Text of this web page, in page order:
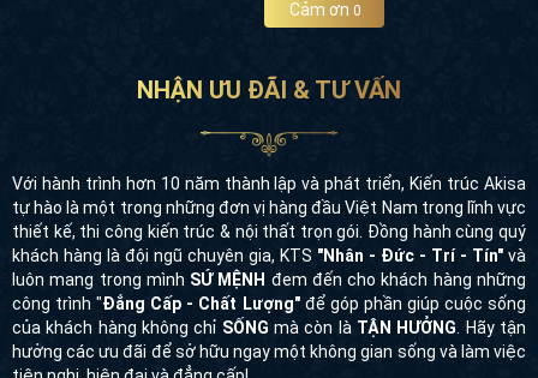
Cảm ơn 0
NHẬN ƯU ĐÃI & TƯ VẤN
Với hành trình hơn 10 năm thành lập và phát triển, Kiến trúc Akisa
tự hào là một trong những đơn vị hàng đầu Việt Nam trong lĩnh vực
thiết kế, thi công kiến trúc & nội thất trọn gói. Đồng hành cùng quý
khách hàng là đội ngũ chuyên gia, KTS "Nhân - Đức - Trí - Tín" và
luôn mang trong mình SỨ MỆNH đem đến cho khách hàng những
công trình "Đẳng Cấp - Chất Lượng"để góp phần giúp cuộc sống
của khách hàng không chỉ SỐNG mà còn là TẬN HƯỞNG . Hãy tận
hưởng các ưu đãi để sở hữu ngay một không gian sống và làm việc